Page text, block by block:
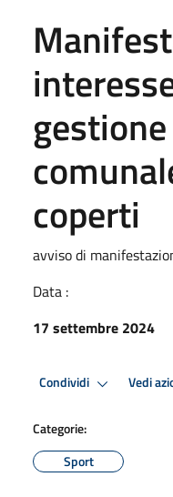
coperti
avviso di
Data :
17 settembre 2024
Condividi Vedi
Categorie:
Sport